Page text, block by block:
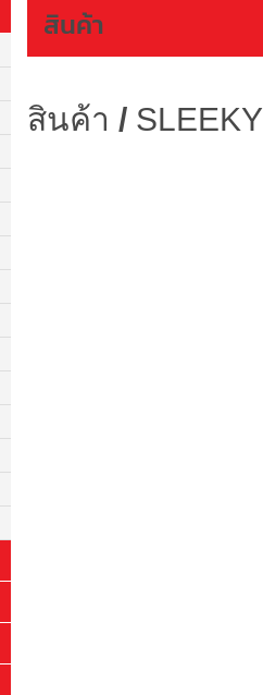
สินค้า
สินค้า / SLEEKY